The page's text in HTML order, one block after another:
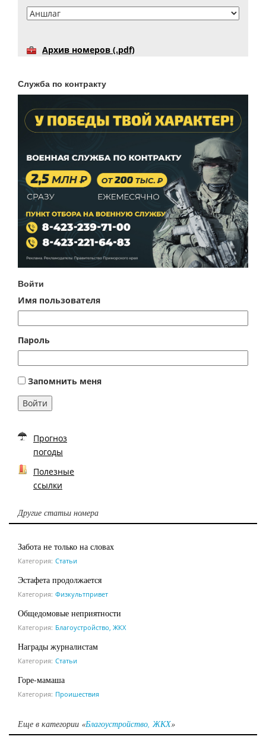
Архив номеров (.pdf)
Служба по контракту
Войти
Имя пользователя
Пароль
Запомнить меня
Войти
Прогноз
погоды
Полезные
ссылки
Другие статьи номера
Забота не только на словах
Категория: Статьи
Эстафета продолжается
Категория: Физкультпривет
Общедомовые неприятности
Категория: Благоустройство, ЖКХ
Награды журналистам
Категория: Статьи
Горе-мамаша
Категория: Проишествия
Еще в категории «Благоустройство, ЖКХ»